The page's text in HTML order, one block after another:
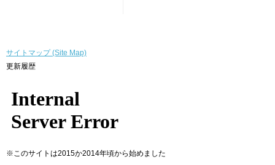
サイトマップ (Site Map)
更新履歴
※このサイトは2015か2014年頃から始めました